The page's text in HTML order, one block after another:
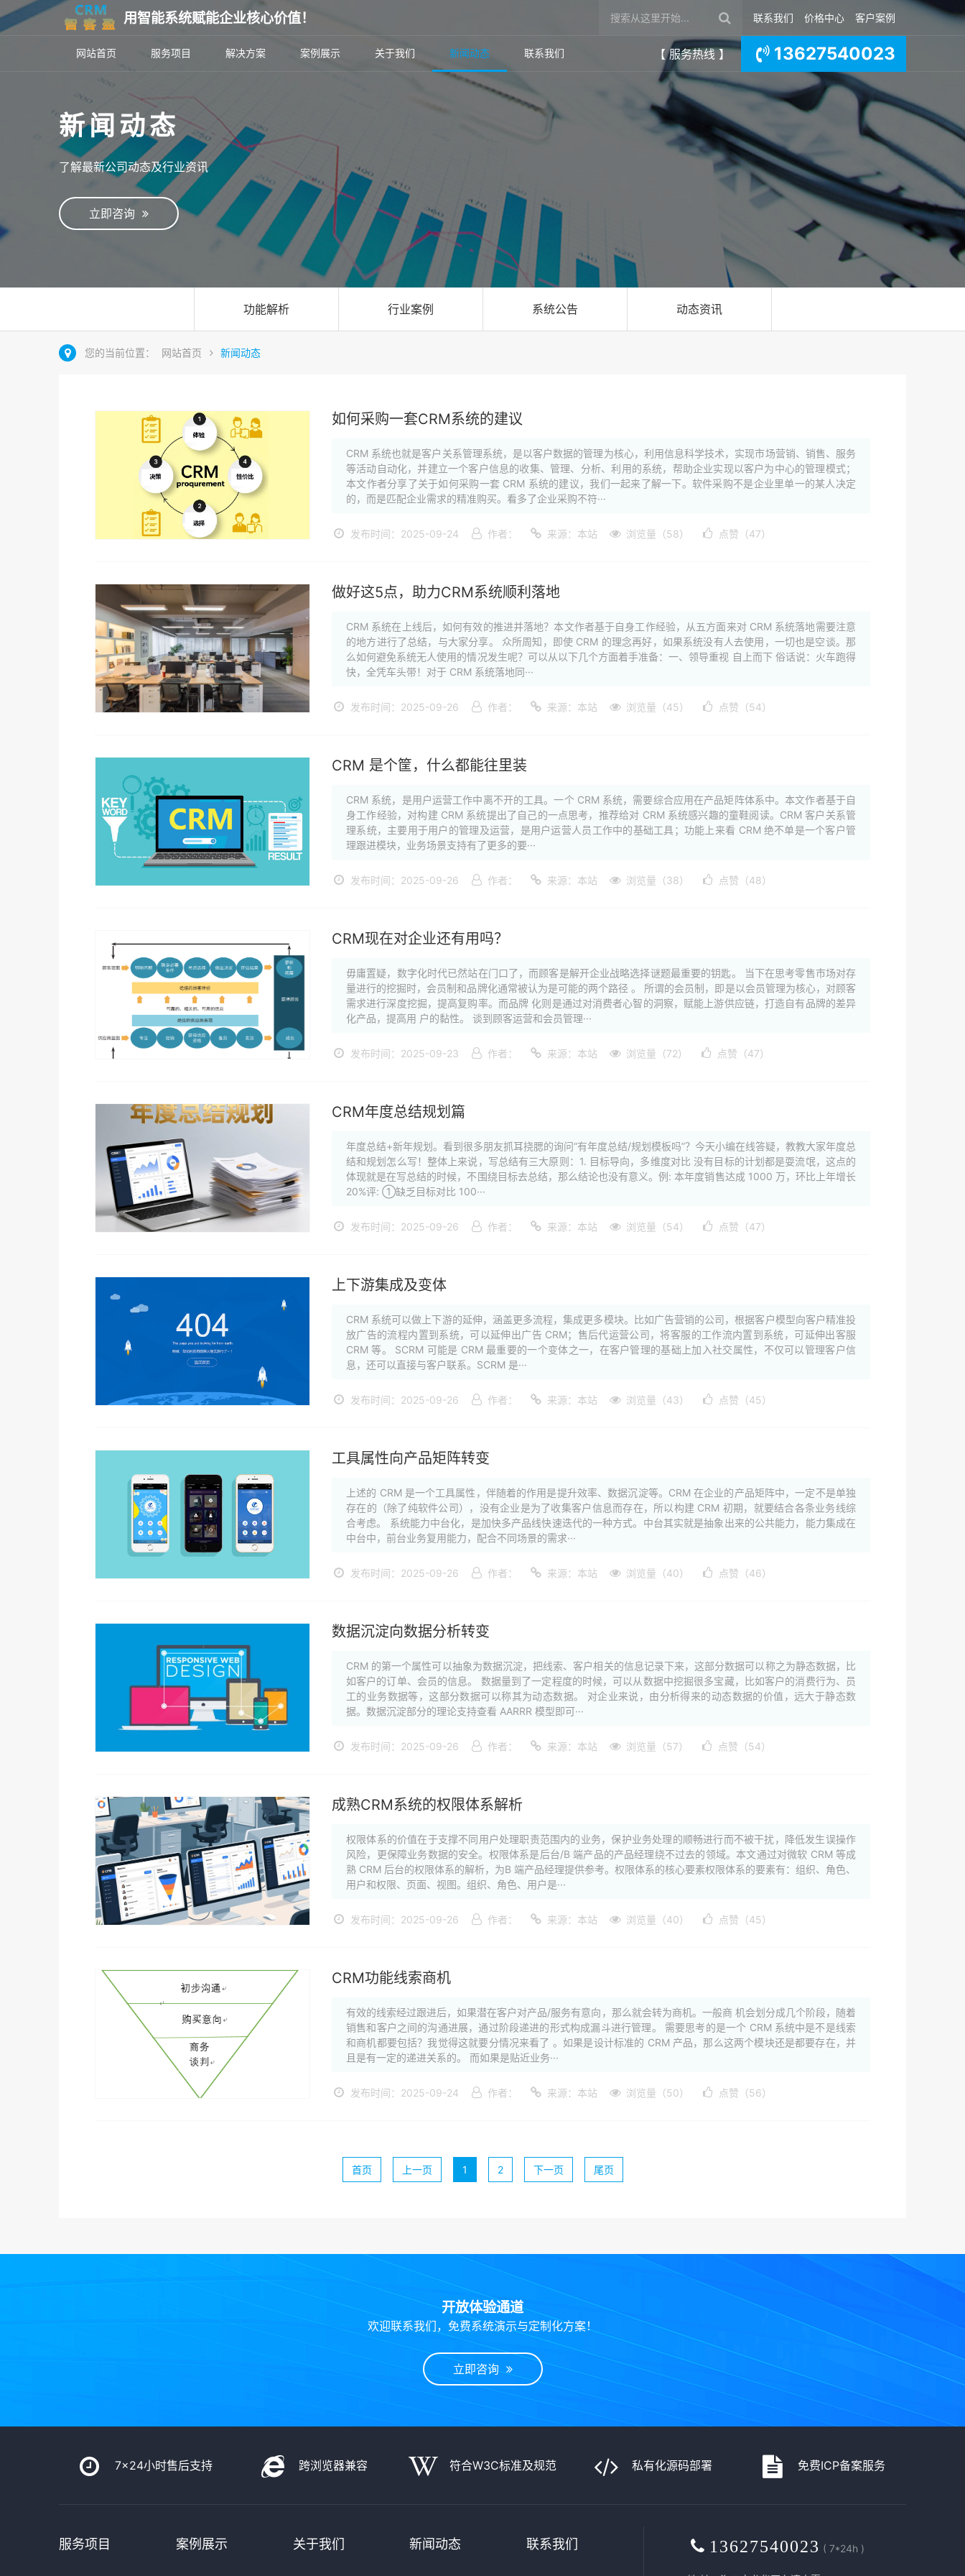
用智能系统赋能企业核心价值！ 联系我们 价格中心 客户案例
网站首页 服务项目 解决方案 案例展示 关于我们 新闻动态 联系我们 【 服务热线 】 13627540023
新闻动态
了解最新公司动态及行业资讯
立即咨询
功能解析 行业案例 系统公告 动态资讯
您的当前位置： 网站首页 新闻动态
如何采购一套CRM系统的建议
CRM 系统也就是客户关系管理系统，是以客户数据的管理为核心，利用信息科学技术，实现市场营销、销售、服务
等活动自动化，并建立一个客户信息的收集、管理、分析、利用的系统，帮助企业实现以客户为中心的管理模式；
本文作者分享了关于如何采购一套 CRM 系统的建议，我们一起来了解一下。软件采购不是企业里单一的某人决定
的，而是匹配企业需求的精准购买。看多了企业采购不符···
发布时间：2025-09-24 作者： 来源：本站 浏览量（58） 点赞（47）
做好这5点，助力CRM系统顺利落地
CRM 系统在上线后，如何有效的推进并落地？本文作者基于自身工作经验，从五方面来对 CRM 系统落地需要注意
的地方进行了总结，与大家分享。 众所周知，即使 CRM 的理念再好，如果系统没有人去使用，一切也是空谈。那
么如何避免系统无人使用的情况发生呢？可以从以下几个方面着手准备：一、领导重视 自上而下 俗话说：火车跑得
快，全凭车头带！对于 CRM 系统落地同···
发布时间：2025-09-26 作者： 来源：本站 浏览量（45） 点赞（54）
CRM 是个筐，什么都能往里装
CRM 系统，是用户运营工作中离不开的工具。一个 CRM 系统，需要综合应用在产品矩阵体系中。本文作者基于自
身工作经验，对构建 CRM 系统提出了自己的一点思考，推荐给对 CRM 系统感兴趣的童鞋阅读。CRM 客户关系管
理系统，主要用于用户的管理及运营，是用户运营人员工作中的基础工具；功能上来看 CRM 绝不单是一个客户管
理跟进模块，业务场景支持有了更多的要···
发布时间：2025-09-26 作者： 来源：本站 浏览量（38） 点赞（48）
CRM现在对企业还有用吗？
毋庸置疑，数字化时代已然站在门口了，而顾客是解开企业战略选择谜题最重要的钥匙。 当下在思考零售市场对存
量进行的挖掘时，会员制和品牌化通常被认为是可能的两个路径 。 所谓的会员制，即是以会员管理为核心，对顾客
需求进行深度挖掘，提高复购率。而品牌 化则是通过对消费者心智的洞察，赋能上游供应链，打造自有品牌的差异
化产品，提高用 户的黏性。 谈到顾客运营和会员管理···
发布时间：2025-09-23 作者： 来源：本站 浏览量（72） 点赞（47）
CRM年度总结规划篇
年度总结+新年规划。看到很多朋友抓耳挠腮的询问“有年度总结/规划模板吗”？今天小编在线答疑，教教大家年度总
结和规划怎么写！整体上来说，写总结有三大原则：1. 目标导向，多维度对比 没有目标的计划都是耍流氓，这点的
体现就是在写总结的时候，不围绕目标去总结，那么结论也没有意义。例: 本年度销售达成 1000 万，环比上年增长
20%评: ①缺乏目标对比 100···
发布时间：2025-09-26 作者： 来源：本站 浏览量（54） 点赞（47）
上下游集成及变体
CRM 系统可以做上下游的延伸，涵盖更多流程，集成更多模块。比如广告营销的公司，根据客户模型向客户精准投
放广告的流程内置到系统，可以延伸出广告 CRM；售后代运营公司，将客服的工作流内置到系统，可延伸出客服
CRM 等。 SCRM 可能是 CRM 最重要的一个变体之一，在客户管理的基础上加入社交属性，不仅可以管理客户信
息，还可以直接与客户联系。SCRM 是···
发布时间：2025-09-26 作者： 来源：本站 浏览量（43） 点赞（45）
工具属性向产品矩阵转变
上述的 CRM 是一个工具属性，伴随着的作用是提升效率、数据沉淀等。CRM 在企业的产品矩阵中，一定不是单独
存在的（除了纯软件公司），没有企业是为了收集客户信息而存在，所以构建 CRM 初期，就要结合各条业务线综
合考虑。 系统能力中台化，是加快多产品线快速迭代的一种方式。中台其实就是抽象出来的公共能力，能力集成在
中台中，前台业务复用能力，配合不同场景的需求···
发布时间：2025-09-26 作者： 来源：本站 浏览量（40） 点赞（46）
数据沉淀向数据分析转变
CRM 的第一个属性可以抽象为数据沉淀，把线索、客户相关的信息记录下来，这部分数据可以称之为静态数据，比
如客户的订单、会员的信息。 数据量到了一定程度的时候，可以从数据中挖掘很多宝藏，比如客户的消费行为、员
工的业务数据等，这部分数据可以称其为动态数据。 对企业来说，由分析得来的动态数据的价值，远大于静态数
据。数据沉淀部分的理论支持查看 AARRR 模型即可···
发布时间：2025-09-26 作者： 来源：本站 浏览量（57） 点赞（54）
成熟CRM系统的权限体系解析
权限体系的价值在于支撑不同用户处理职责范围内的业务，保护业务处理的顺畅进行而不被干扰，降低发生误操作
风险，更保障业务数据的安全。权限体系是后台/B 端产品的产品经理绕不过去的领域。本文通过对微软 CRM 等成
熟 CRM 后台的权限体系的解析，为B 端产品经理提供参考。权限体系的核心要素权限体系的要素有：组织、角色、
用户和权限、页面、视图。组织、角色、用户是···
发布时间：2025-09-26 作者： 来源：本站 浏览量（40） 点赞（45）
CRM功能线索商机
有效的线索经过跟进后，如果潜在客户对产品/服务有意向，那么就会转为商机。一般商 机会划分成几个阶段，随着
销售和客户之间的沟通进展，通过阶段递进的形式构成漏斗进行管理。 需要思考的是一个 CRM 系统中是不是线索
和商机都要包括？我觉得这就要分情况来看了 。如果是设计标准的 CRM 产品，那么这两个模块还是都要存在，并
且是有一定的递进关系的。 而如果是贴近业务···
发布时间：2025-09-24 作者： 来源：本站 浏览量（50） 点赞（56）
首页 上一页 1 2 下一页 尾页
开放体验通道
欢迎联系我们，免费系统演示与定制化方案！
立即咨询
7x24小时售后支持 跨浏览器兼容 符合W3C标准及规范 私有化源码部署 免费ICP备案服务
服务项目 案例展示 关于我们 新闻动态 联系我们 13627540023 ( 7*24h )